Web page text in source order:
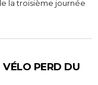
la troisième journée
PERD DU